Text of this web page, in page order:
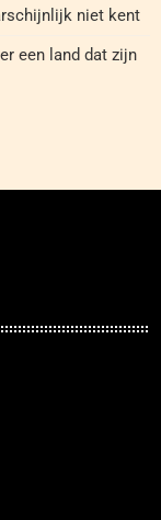
niet kent
een land dat zijn